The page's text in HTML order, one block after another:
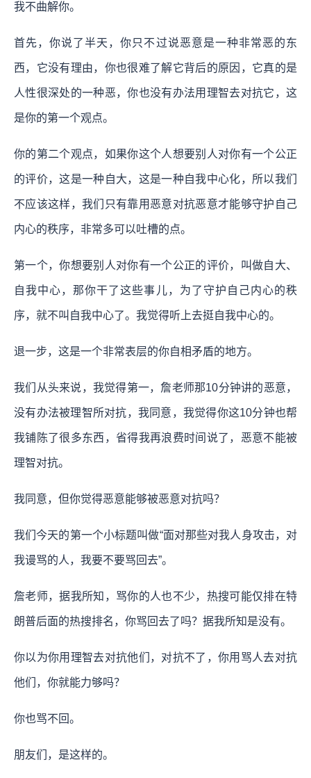
我不曲解你。
首先，你说了半天，你只不过说恶意是一种非常恶的东
西，它没有理由，你也很难了解它背后的原因，它真的是
人性很深处的一种恶，你也没有办法用理智去对抗它，这
是你的第一个观点。
你的第二个观点，如果你这个人想要别人对你有一个公正
的评价，这是一种自大，这是一种自我中心化，所以我们
不应该这样，我们只有靠用恶意对抗恶意才能够守护自己
内心的秩序，非常多可以吐槽的点。
第一个，你想要别人对你有一个公正的评价，叫做自大、
自我中心，那你干了这些事儿，为了守护自己内心的秩
序，就不叫自我中心了。我觉得听上去挺自我中心的。
退一步，这是一个非常表层的你自相矛盾的地方。
我们从头来说，我觉得第一，詹老师那10分钟讲的恶意，
没有办法被理智所对抗，我同意，我觉得你这10分钟也帮
我铺陈了很多东西，省得我再浪费时间说了，恶意不能被
理智对抗。
我同意，但你觉得恶意能够被恶意对抗吗？
我们今天的第一个小标题叫做“面对那些对我人身攻击，对
我谩骂的人，我要不要骂回去”。
詹老师，据我所知，骂你的人也不少，热搜可能仅排在特
朗普后面的热搜排名，你骂回去了吗？据我所知是没有。
你以为你用理智去对抗他们，对抗不了，你用骂人去对抗
他们，你就能力够吗？
你也骂不回。
朋友们，是这样的。